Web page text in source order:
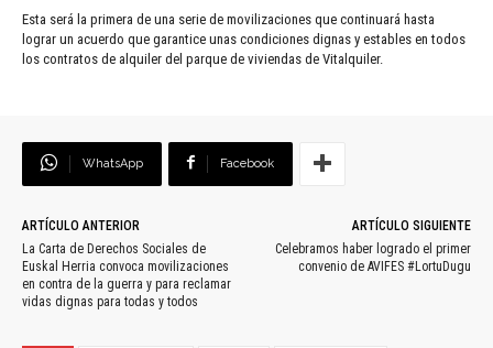
Esta será la primera de una serie de movilizaciones que continuará hasta
lograr un acuerdo que garantice unas condiciones dignas y estables en todos
los contratos de alquiler del parque de viviendas de Vitalquiler.
WhatsApp Facebook
ARTÍCULO ANTERIOR
La Carta de Derechos Sociales de
Euskal Herria convoca movilizaciones
en contra de la guerra y para reclamar
vidas dignas para todas y todos
ARTÍCULO SIGUIENTE
Celebramos haber logrado el primer
convenio de AVIFES #LortuDugu